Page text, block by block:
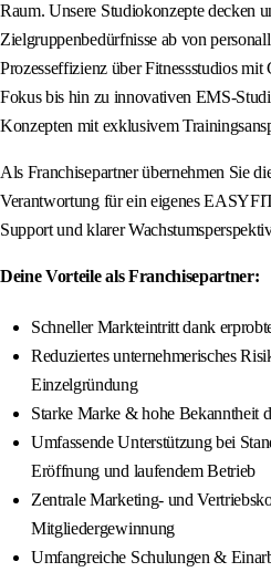
Raum. Unsere Studiokonzepte decken
Zielgruppenbedürfnisse ab von
Prozesseffizienz über Fitnessstudios
Fokus bis hin zu innovativen EMS-
Konzepten mit exklusivem
Als Franchisepartner übernehmen Sie
Verantwortung für ein eigenes
Support und klarer
Deine Vorteile als Franchisepartner:
Schneller Markteintritt dank
Reduziertes unternehmerisches
Einzelgründung
Starke Marke & hohe Bekanntheit
Umfassende Unterstützung bei
Eröffnung und laufendem Betrieb
Zentrale Marketing- und
Mitgliedergewinnung
Umfangreiche Schulungen &